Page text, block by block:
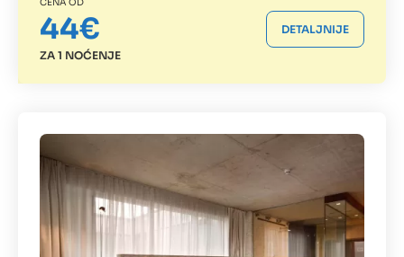
44€
ZA 1 NOĆENJE
DETALJNIJE